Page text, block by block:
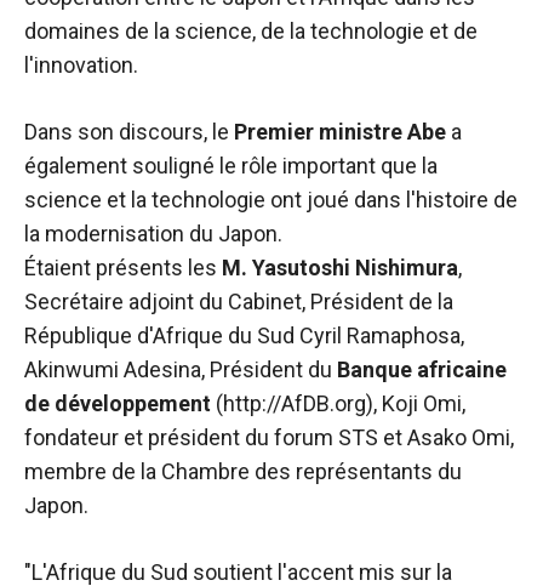
domaines de la science, de la technologie et de
l'innovation.
Dans son discours, le Premier ministre Abe a
également souligné le rôle important que la
science et la technologie ont joué dans l'histoire de
la modernisation du Japon.
Étaient présents les M. Yasutoshi Nishimura,
Secrétaire adjoint du Cabinet, Président de la
République d'Afrique du Sud Cyril Ramaphosa,
Akinwumi Adesina, Président du Banque africaine
de développement (http://AfDB.org), Koji Omi,
fondateur et président du forum STS et Asako Omi,
membre de la Chambre des représentants du
Japon.
"L'Afrique du Sud soutient l'accent mis sur la